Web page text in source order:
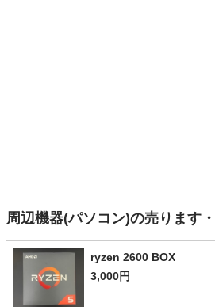
周辺機器(パソコン)の売ります
ryzen 2600 BOX
3,000円